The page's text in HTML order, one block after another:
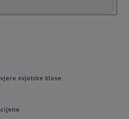
svjetske klase